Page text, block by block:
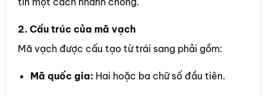
2. Cấu trúc của mã vạch
Mã vạch được cấu tạo từ trái sang phải gồm:
Mã quốc gia: Hai hoặc ba chữ số đầu tiên.